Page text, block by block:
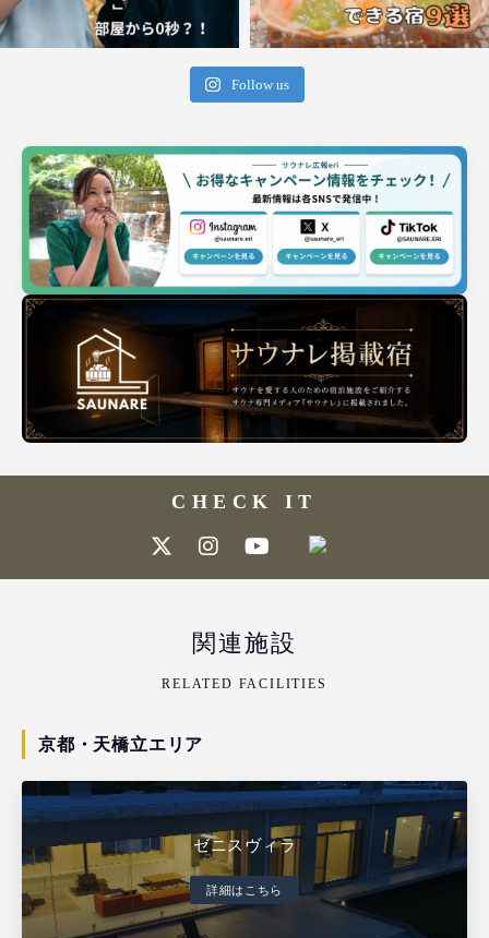
Follow us
CHECK IT
関連施設
RELATED FACILITIES
京都・天橋立エリア
ゼニスヴィラ
詳細はこちら